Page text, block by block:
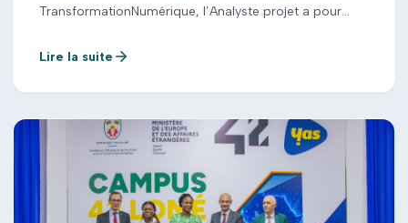
TransformationNumérique, l’Analyste projet a pour
en œuvre et le suivi des projets stratégiques.
analytique et de la production d’insights stratégiques
Lire la suite